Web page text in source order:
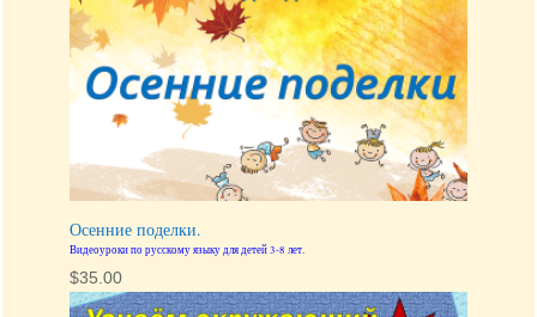
Осенние поделки.
Видеоуроки по русскому языку для детей 3-8 лет.
$35.00